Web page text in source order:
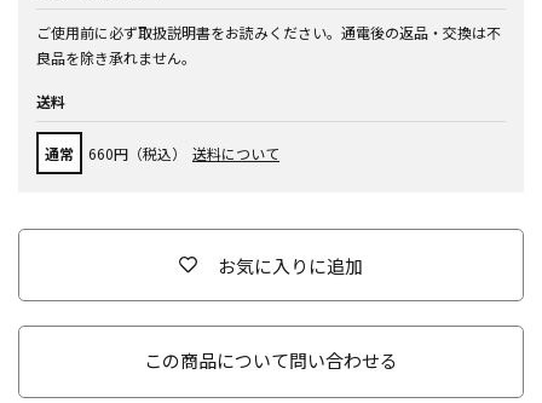
ご使用前に必ず取扱説明書をお読みください。通電後の返品・交換は不
良品を除き承れません。
送料
通常 660円（税込） 送料について
お気に入りに追加
この商品について問い合わせる